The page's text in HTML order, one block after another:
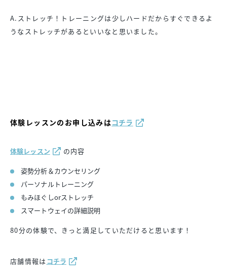
A.ストレッチ！トレーニングは少しハードだからすぐできるよ
うなストレッチがあるといいなと思いました。
体験レッスンのお申し込みはコチラ
体験レッスン の内容
姿勢分析＆カウンセリング
パーソナルトレーニング
もみほぐしorストレッチ
スマートウェイの詳細説明
80分の体験で、きっと満足していただけると思います！
店舗情報は コチラ